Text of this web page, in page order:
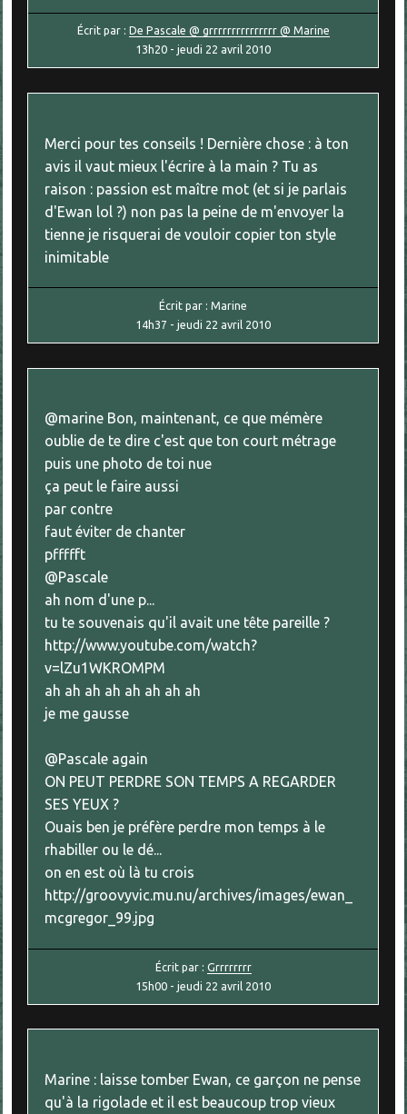
Écrit par : De Pascale @ grrrrrrrrrrrrrrr @ Marine
13h20 -jeudi 22 avril 2010
Merci pour tes conseils ! Dernière chose : à ton
avis il vaut mieux l'écrire à la main ? Tu as
raison : passion est maître mot (et si je parlais
d'Ewan lol ?) non pas la peine de m'envoyer la
tienne je risquerai de vouloir copier ton style
inimitable
Écrit par :Marine
14h37 -jeudi 22 avril 2010
@marine Bon, maintenant, ce que mémère
oublie de te dire c'est que ton court métrage
puis une photo de toi nue
ça peut le faire aussi
par contre
faut éviter de chanter
pffffft
@Pascale
ah nom d'une p...
tu te souvenais qu'il avait une tête pareille ?
http://www.youtube.com/watch?
v=lZu1WKROMPM
ah ah ah ah ah ah ah ah
je me gausse
@Pascale again
ON PEUT PERDRE SON TEMPS A REGARDER
SES YEUX ?
Ouais ben je préfère perdre mon temps à le
rhabiller ou le dé...
on en est où là tu crois
http://groovyvic.mu.nu/archives/images/ewan_
mcgregor_99.jpg
Écrit par : Grrrrrrrr
15h00 -jeudi 22 avril 2010
Marine : laisse tomber Ewan, ce garçon ne pense
qu'à la rigolade et il est beaucoup trop vieux